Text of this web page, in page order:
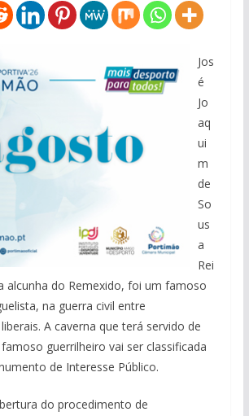
Jos
é
Jo
aq
ui
m
de
So
us
a
Rei
alcunha do Remexido, foi um famoso
na guerra civil entre
A caverna que terá servido de
guerrilheiro vai ser classificada
de Interesse Público.
do procedimento de